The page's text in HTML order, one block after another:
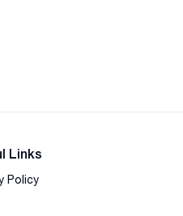
Links
Policy